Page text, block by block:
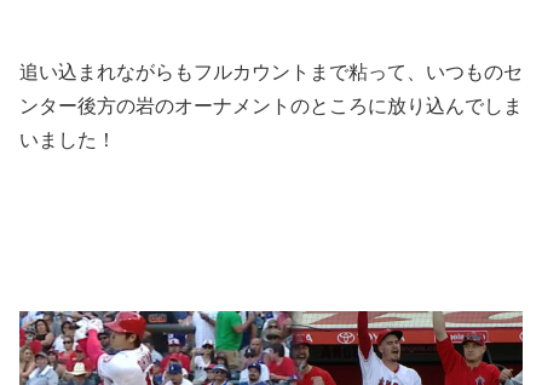
追い込まれながらもフルカウントまで粘って、いつものセ
ンター後方の岩のオーナメントのところに放り込んでしま
いました！